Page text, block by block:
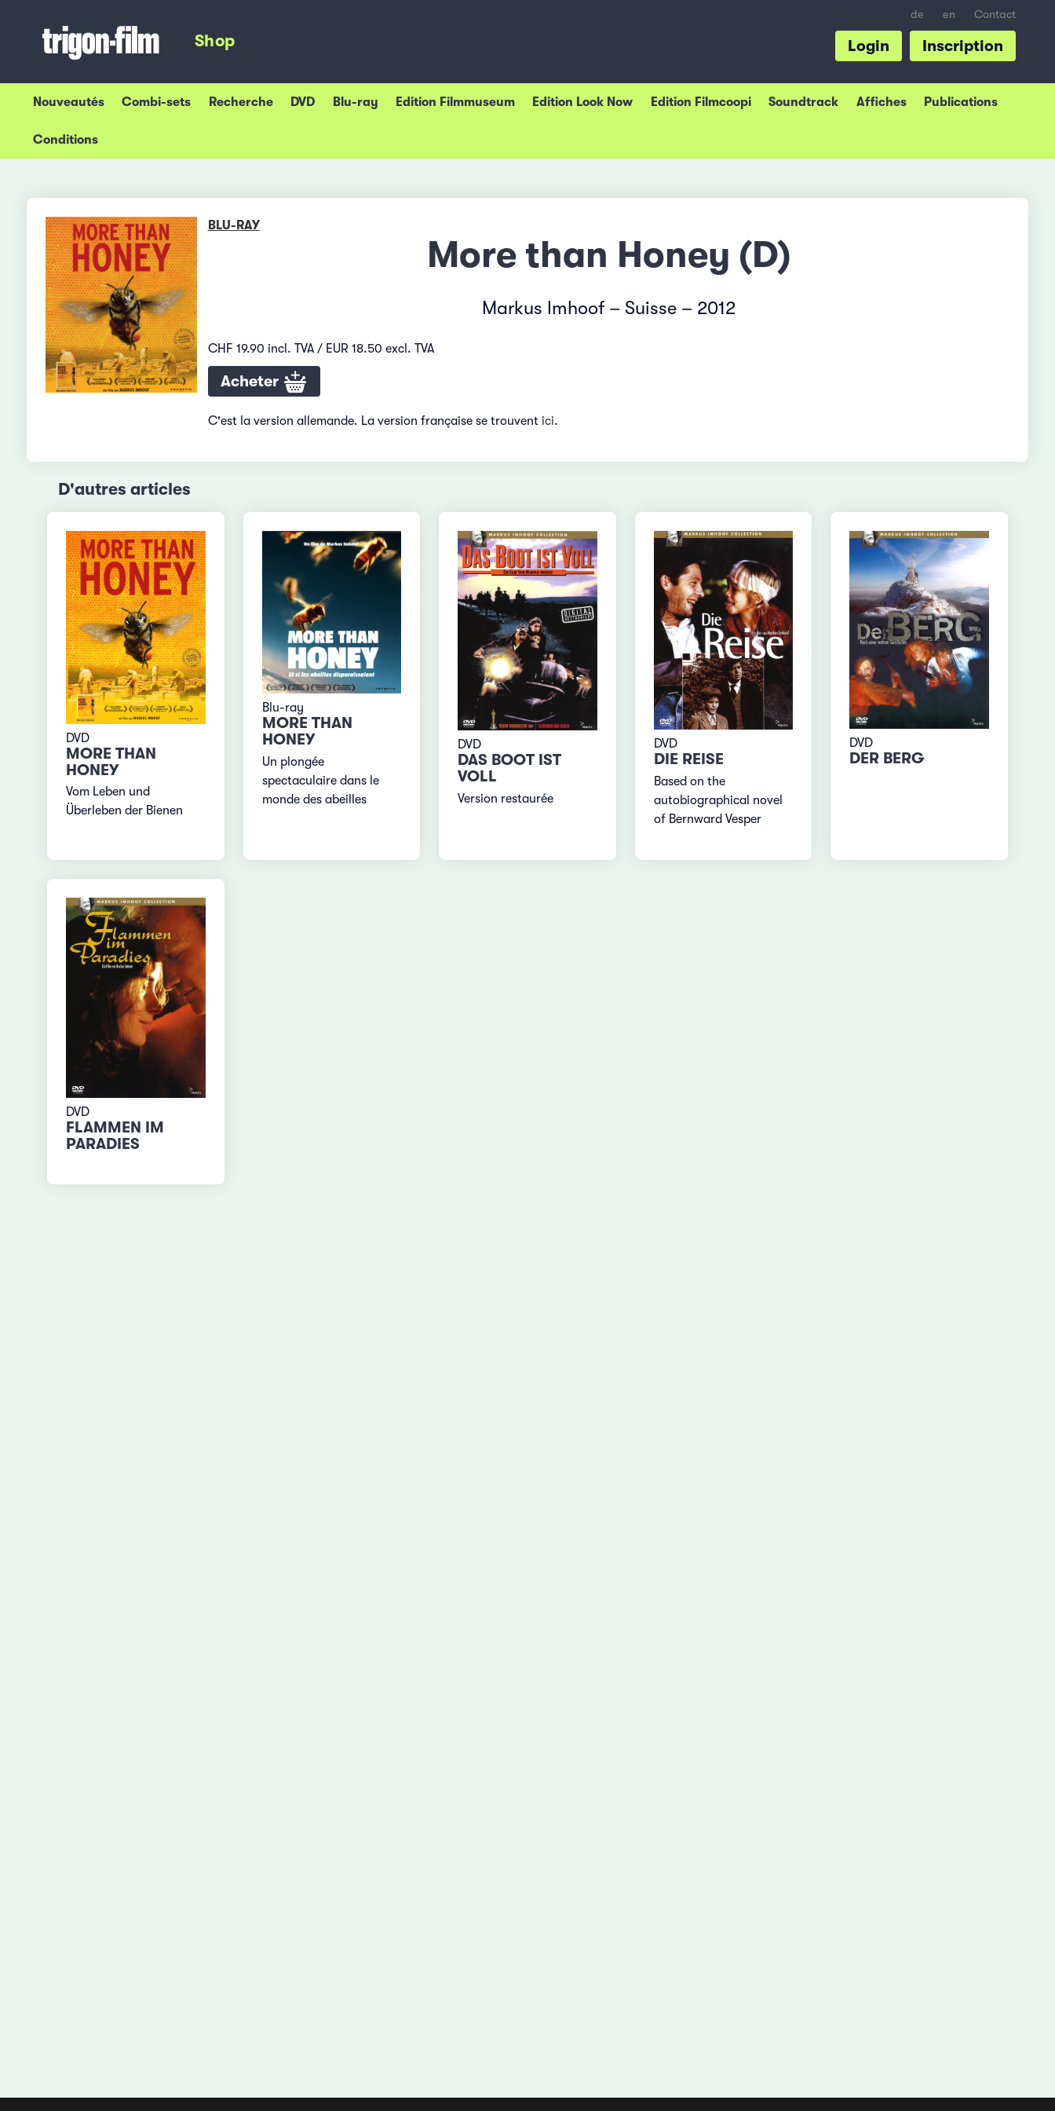
de en Contact
Shop Inscription
Login
Nouveautés Combi-sets Recherche DVD Blu-ray Edition Filmmuseum Edition Look Now Edition Filmcoopi Soundtrack Affiches Publications
Conditions
BLU-RAY
More than Honey (D)
Markus Imhoof – Suisse – 2012
CHF 19.90 incl. TVA / EUR 18.50 excl. TVA
Acheter
C'est la version allemande. La version française se trouvent ici.
D'autres articles
DVD
MORE THAN
HONEY
Vom Leben und
Überleben der Bienen
Blu-ray
MORE THAN
HONEY
Un plongée
spectaculaire dans le
monde des abeilles
DVD
DAS BOOT IST
VOLL
Version restaurée
DVD
DIE REISE
Based on the
autobiographical novel
of Bernward Vesper
DVD
DER BERG
DVD
FLAMMEN IM
PARADIES